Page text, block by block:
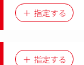
指定する
指定する